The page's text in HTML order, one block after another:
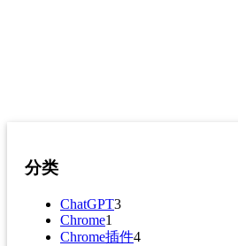
分类
ChatGPT3
Chrome1
Chrome插件4